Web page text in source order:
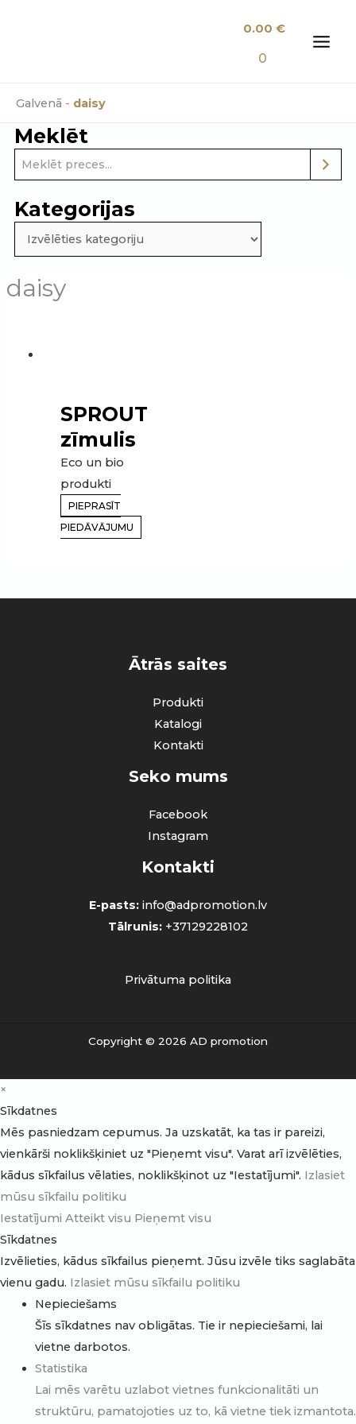
0.00€
0
Galvenā - daisy
Meklēt
Kategorijas
daisy
SPROUT
zīmulis
Eco un bio
produkti
PIEPRASĪT
PIEDĀVĀJUMU
Ātrās saites
Produkti
Katalogi
Kontakti
Seko mums
Facebook
Instagram
Kontakti
E-pasts: info@adpromotion.lv
Tālrunis: +37129228102
Privātuma politika
Copyright © 2026 AD promotion
×
Sīkdatnes
Mēs pasniedzam cepumus. Ja uzskatāt, ka tas ir pareizi,
vienkārši noklikšķiniet uz "Pieņemt visu". Varat arī izvēlēties,
kādus sīkfailus vēlaties, noklikšķinot uz "Iestatījumi". Izlasiet
mūsu sīkfailu politiku
Iestatījumi Atteikt visu Pieņemt visu
Sīkdatnes
Izvēlieties, kādus sīkfailus pieņemt. Jūsu izvēle tiks saglabāta
vienu gadu. Izlasiet mūsu sīkfailu politiku
Nepieciešams
Šīs sīkdatnes nav obligātas. Tie ir nepieciešami, lai
vietne darbotos.
Statistika
Lai mēs varētu uzlabot vietnes funkcionalitāti un
struktūru, pamatojoties uz to, kā vietne tiek izmantota.